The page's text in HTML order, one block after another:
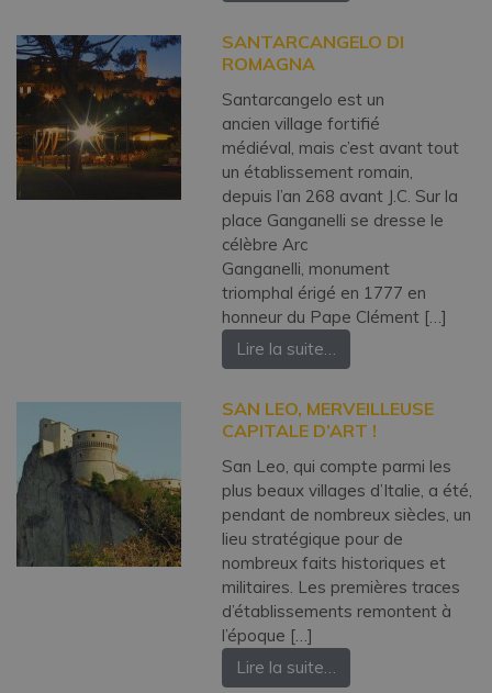
SANTARCANGELO DI
ROMAGNA
Santarcangelo est un
ancien village fortifié
médiéval, mais c’est avant tout
un établissement romain,
depuis l’an 268 avant J.C. Sur la
place Ganganelli se dresse le
célèbre Arc
Ganganelli, monument
triomphal érigé en 1777 en
honneur du Pape Clément […]
Lire la suite…
SAN LEO, MERVEILLEUSE
CAPITALE D’ART !
San Leo, qui compte parmi les
plus beaux villages d’Italie, a été,
pendant de nombreux siècles, un
lieu stratégique pour de
nombreux faits historiques et
militaires. Les premières traces
d’établissements remontent à
l’époque […]
Lire la suite…